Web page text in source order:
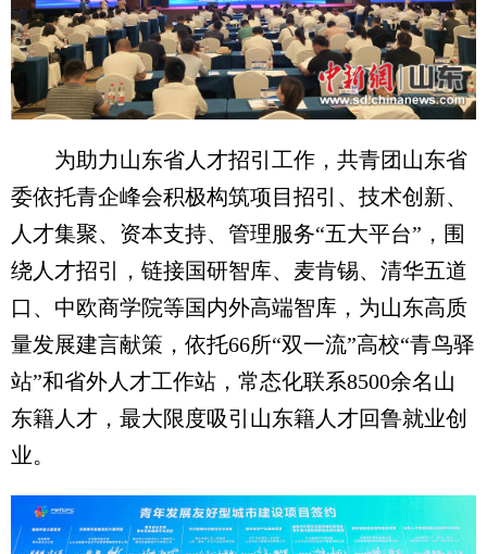
为助力山东省人才招引工作，共青团山东省
委依托青企峰会积极构筑项目招引、技术创新、
人才集聚、资本支持、管理服务“五大平台”，围
绕人才招引，链接国研智库、麦肯锡、清华五道
口、中欧商学院等国内外高端智库，为山东高质
量发展建言献策，依托66所“双一流”高校“青鸟驿
站”和省外人才工作站，常态化联系8500余名山
东籍人才，最大限度吸引山东籍人才回鲁就业创
业。